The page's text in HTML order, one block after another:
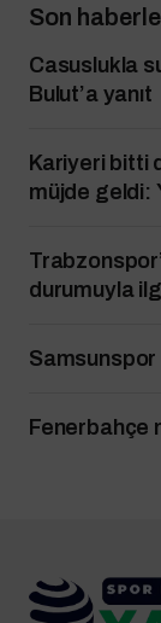
Son
Casuslukla
Bulut’a yanıt
Kariyeri bitti
müjde geldi:
durumuyla
Samsunspor
Fenerbahçe